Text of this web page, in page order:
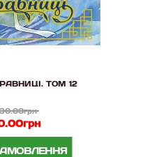
ТОМ 12